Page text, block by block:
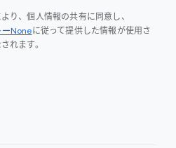
り、個人情報の共有に同意し、
Noneに従って提供した情報が使用さ
れます。